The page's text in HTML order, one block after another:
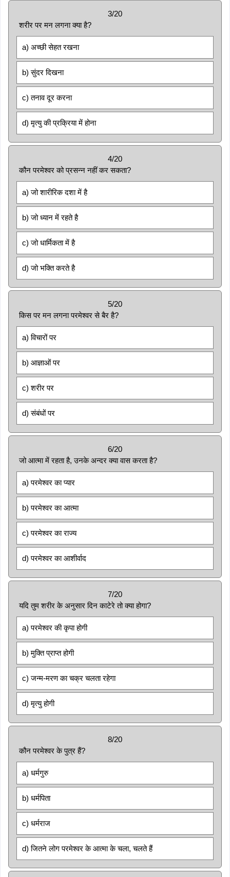
3/20
शरीर पर मन लगना क्या है?
a) अच्छी सेहत रखना
b) सुंदर दिखना
c) तनाव दूर करना
d) मृत्यु की प्रक्रिया में होना
4/20
कौन परमेश्वर को प्रसन्न नहीं कर सकता?
a) जो शारीरिक दशा में है
b) जो ध्यान में रहते है
c) जो धार्मिकता में है
d) जो भक्ति करते है
5/20
किस पर मन लगना परमेश्वर से बैर है?
a) विचारों पर
b) आज्ञाओं पर
c) शरीर पर
d) संबंधों पर
6/20
जो आत्मा में रहता है, उनके अन्दर क्या वास करता है?
a) परमेश्वर का प्यार
b) परमेश्वर का आत्मा
c) परमेश्वर का राज्य
d) परमेश्वर का आशीर्वाद
7/20
यदि तुम शरीर के अनुसार दिन काटेरे तो क्या होगा?
a) परमेश्वर की कृपा होगी
b) मुक्ति प्राप्त होगी
c) जन्म-मरण का चक्र चलता रहेगा
d) मृत्यु होगी
8/20
कौन परमेश्वर के पुत्र हैं?
a) धर्मगुरु
b) धर्मपिता
c) धर्मराज
d) जितने लोग परमेश्वर के आत्मा के चला, चलते हैं